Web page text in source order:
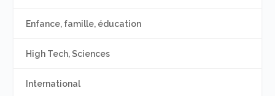
Enfance, famille, éducation
High Tech, Sciences
International